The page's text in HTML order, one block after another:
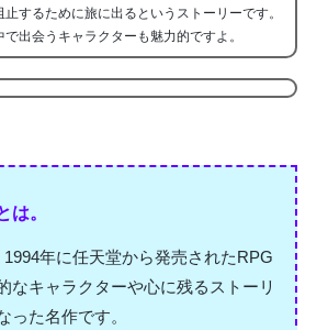
止するために旅に出るというストーリーです。
で出会うキャラクターも魅力的ですよ。
は。
1994年に任天堂から発売されたRPG
なキャラクターや心に残るストーリ
った名作です。